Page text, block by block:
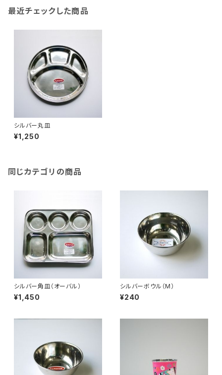
最近チェックした商品
シルバー丸皿
¥1,250
同じカテゴリの商品
シルバー角皿（オーバル）
¥1,450
シルバーボウル（M）
¥240